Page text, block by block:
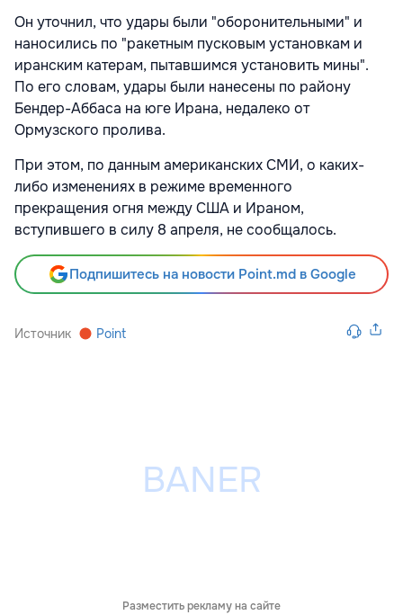
Он уточнил, что удары были "оборонительными" и
наносились по "ракетным пусковым установкам и
иранским катерам, пытавшимся установить мины".
По его словам, удары были нанесены по району
Бендер-Аббаса на юге Ирана, недалеко от
Ормузского пролива.
При этом, по данным американских СМИ, о каких-
либо изменениях в режиме временного
прекращения огня между США и Ираном,
вступившего в силу 8 апреля, не сообщалось.
Подпишитесь на новости Point.md в Google
Источник Point
Разместить рекламу на сайте